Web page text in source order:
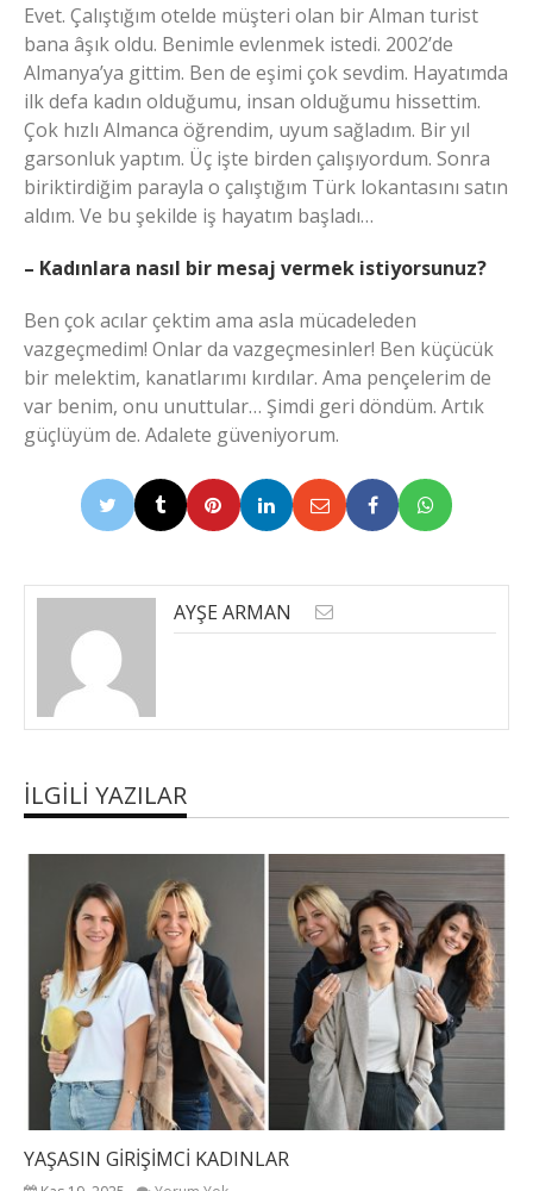
Evet. Çalıştığım otelde müşteri olan bir Alman turist
bana âşık oldu. Benimle evlenmek istedi. 2002’de
Almanya’ya gittim. Ben de eşimi çok sevdim. Hayatımda
ilk defa kadın olduğumu, insan olduğumu hissettim.
Çok hızlı Almanca öğrendim, uyum sağladım. Bir yıl
garsonluk yaptım. Üç işte birden çalışıyordum. Sonra
biriktirdiğim parayla o çalıştığım Türk lokantasını satın
aldım. Ve bu şekilde iş hayatım başladı…
– Kadınlara nasıl bir mesaj vermek istiyorsunuz?
Ben çok acılar çektim ama asla mücadeleden
vazgeçmedim! Onlar da vazgeçmesinler! Ben küçücük
bir melektim, kanatlarımı kırdılar. Ama pençelerim de
var benim, onu unuttular… Şimdi geri döndüm. Artık
güçlüyüm de. Adalete güveniyorum.
AYŞE ARMAN
İLGILI YAZILAR
YAŞASIN GİRİŞİMCİ KADINLAR